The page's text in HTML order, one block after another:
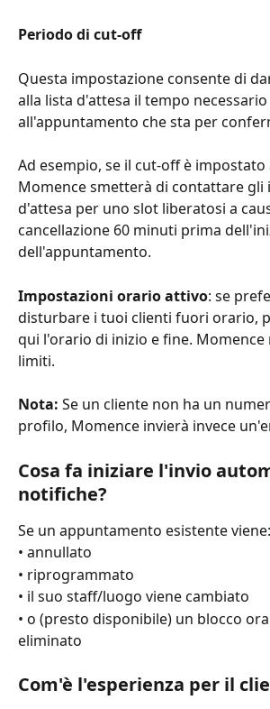
Periodo di cut-off
Questa impostazione consente di
alla lista d'attesa il tempo
all'appuntamento che sta per
Ad esempio, se il cut-off è impostato
Momence smetterà di contattare gli
d'attesa per uno slot liberatosi a
cancellazione 60 minuti prima
dell'appuntamento.
Impostazioni orario attivo: se
disturbare i tuoi clienti fuori orario,
qui l'orario di inizio e fine.
limiti.
Nota: Se un cliente non ha un
profilo, Momence invierà invece
Cosa fa iniziare l'invio
notifiche?
Se un appuntamento esistente viene:
• annullato
• riprogrammato
• il suo staff/luogo viene cambiato
• o (presto disponibile) un blocco
eliminato
Com'è l'esperienza per il